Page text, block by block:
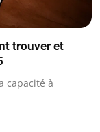
trouver et
capacité à